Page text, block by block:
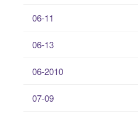
06-11
06-13
06-2010
07-09